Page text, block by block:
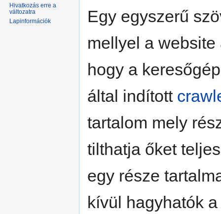
Egy egyszerű
mellyel a
hogy a
által indított
tartalom mely
tilthatja őket
egy része
kívül hagyhatók
Hivatkozás erre a
változatra
Lapinformációk